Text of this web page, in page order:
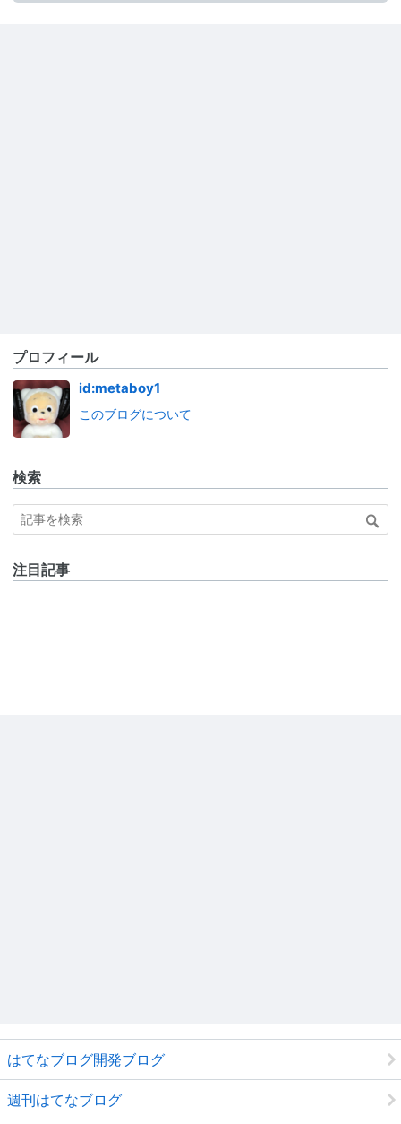
プロフィール
id:metaboy1
このブログについて
検索
注目記事
はてなブログ開発ブログ
週刊はてなブログ